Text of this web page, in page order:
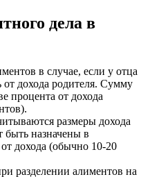
дела в
в случае, если у отца
от дохода родителя. Сумму
процента от дохода
размеры дохода
назначены в
дохода (обычно 10-20
разделении алиментов на